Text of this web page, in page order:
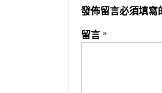
發佈留言必須填寫
留言 *